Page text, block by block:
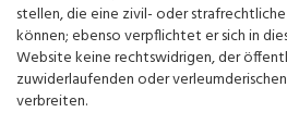
stellen, die eine zivil- oder
können; ebenso verpflichtet er sich in
Website keine rechtswidrigen, der
zuwiderlaufenden oder
verbreiten.